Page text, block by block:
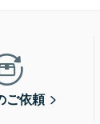
ご依頼